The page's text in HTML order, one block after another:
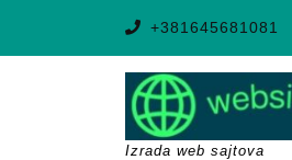
content
+381645681081
Izrada web sajtova